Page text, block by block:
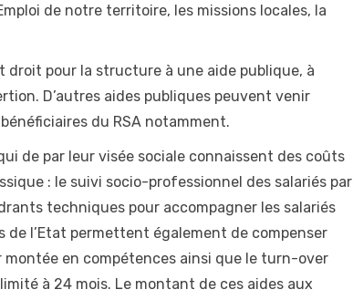
de notre territoire, les missions locales, la
droit pour la structure à une aide publique, à
D’autres aides publiques peuvent venir
du RSA notamment.
de par leur visée sociale connaissent des coûts
: le suivi socio-professionnel des salariés par
techniques pour accompagner les salariés
de l’Etat permettent également de compenser
en compétences ainsi que le turn-over
à 24 mois. Le montant de ces aides aux